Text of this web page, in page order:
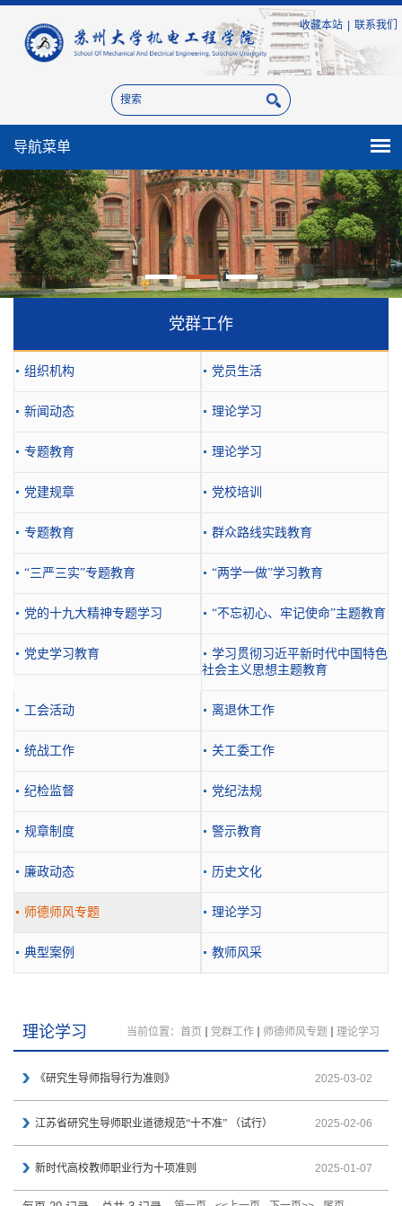
收藏本站 联系我们
导航菜单
党群工作
组织机构 党员生活
新闻动态 理论学习
专题教育 理论学习
党建规章 党校培训
专题教育 群众路线实践教育
“三严三实”专题教育 “两学一做”学习教育
党的十九大精神专题学习 “不忘初心、牢记使命”主题教育
党史学习教育
学习贯彻习近平新时代中国特色
社会主义思想主题教育
工会活动 离退休工作
统战工作 关工委工作
纪检监督 党纪法规
规章制度 警示教育
廉政动态 历史文化
师德师风专题 理论学习
典型案例 教师风采
理论学习 当前位置： 首页 党群工作 师德师风专题 理论学习
《研究生导师指导行为准则》 2025-03-02
江苏省研究生导师职业道德规范“十不准” （试行） 2025-02-06
新时代高校教师职业行为十项准则 2025-01-07